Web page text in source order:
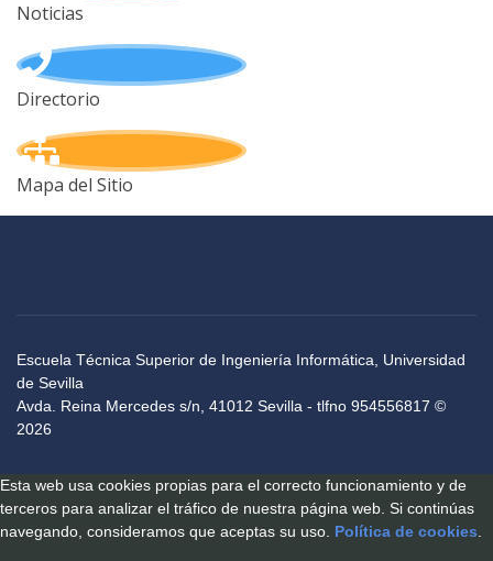
Noticias
Directorio
Mapa del Sitio
Escuela Técnica Superior de Ingeniería Informática, Universidad
de Sevilla
Avda. Reina Mercedes s/n, 41012 Sevilla - tlfno 954556817 ©
2026
Esta web usa cookies propias para el correcto funcionamiento y de
terceros para analizar el tráfico de nuestra página web. Si continúas
navegando, consideramos que aceptas su uso. Política de cookies